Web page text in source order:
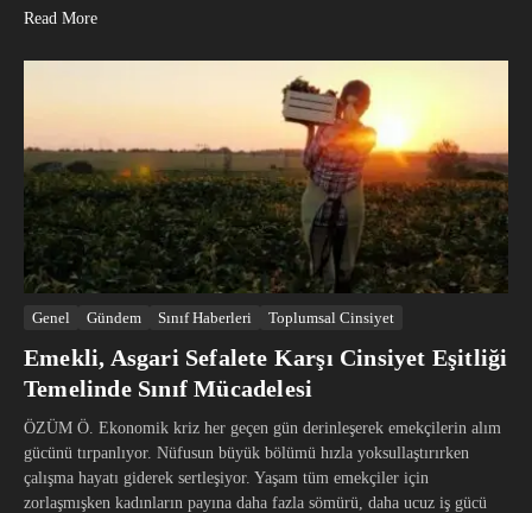
Read More
Genel Gündem Sınıf Haberleri Toplumsal Cinsiyet
Emekli, Asgari Sefalete Karşı Cinsiyet Eşitliği
Temelinde Sınıf Mücadelesi
ÖZÜM Ö. Ekonomik kriz her geçen gün derinleşerek emekçilerin alım
gücünü tırpanlıyor. Nüfusun büyük bölümü hızla yoksullaştırırken
çalışma hayatı giderek sertleşiyor. Yaşam tüm emekçiler için
zorlaşmışken kadınların payına daha fazla sömürü, daha ucuz iş gücü